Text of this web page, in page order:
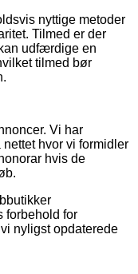
nyttige metoder
Tilmed er der
udfærdige en
tilmed bør
Vi har
hvor vi formidler
hvis de
forbehold for
nyligst opdaterede